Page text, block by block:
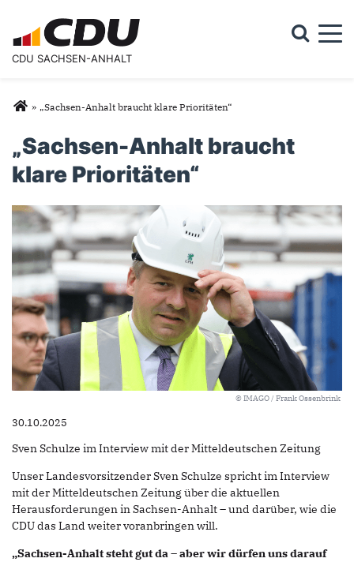
CDU SACHSEN-ANHALT
Suchformular
Sie sind hier
» „Sachsen-Anhalt braucht klare Prioritäten“
„Sachsen-Anhalt braucht
klare Prioritäten“
© IMAGO / Frank Ossenbrink
30.10.2025
Sven Schulze im Interview mit der Mitteldeutschen Zeitung
Unser Landesvorsitzender Sven Schulze spricht im Interview
mit der Mitteldeutschen Zeitung über die aktuellen
Herausforderungen in Sachsen-Anhalt – und darüber, wie die
CDU das Land weiter voranbringen will.
„Sachsen-Anhalt steht gut da – aber wir dürfen uns darauf